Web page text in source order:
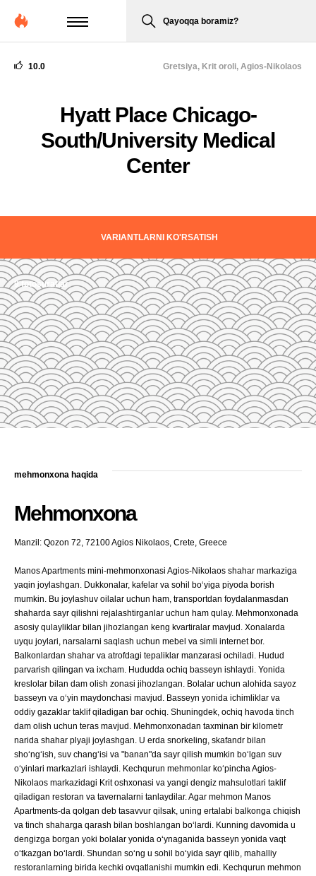
Qayoqqa boramiz?
10.0
Hyatt Place Chicago-
South/University Medical
Center
Gretsiya, Krit oroli, Agios-Nikolaos
VARIANTLARNI KO'RSATISH
9 fotosuratlar
mehmonxona haqida
Mehmonxona
Manzil: Qozon 72, 72100 Agios Nikolaos, Crete, Greece
Manos Apartments mini-mehmonxonasi Agios-Nikolaos shahar markaziga
yaqin joylashgan. Dukkonalar, kafelar va sohil bo‘yiga piyoda borish
mumkin. Bu joylashuv oilalar uchun ham, transportdan foydalanmasdan
shaharda sayr qilishni rejalashtirganlar uchun ham qulay. Mehmonxonada
asosiy qulayliklar bilan jihozlangan keng kvartiralar mavjud. Xonalarda
uyqu joylari, narsalarni saqlash uchun mebel va simli internet bor.
Balkonlardan shahar va atrofdagi tepaliklar manzarasi ochiladi. Hudud
parvarish qilingan va ixcham. Hududda ochiq basseyn ishlaydi. Yonida
kreslolar bilan dam olish zonasi jihozlangan. Bolalar uchun alohida sayoz
basseyn va o‘yin maydonchasi mavjud. Basseyn yonida ichimliklar va
oddiy gazaklar taklif qiladigan bar ochiq. Shuningdek, ochiq havoda tinch
dam olish uchun teras mavjud. Mehmonxonadan taxminan bir kilometr
narida shahar plyaji joylashgan. U erda snorkeling, skafandr bilan
sho‘ng‘ish, suv chang‘isi va "banan"da sayr qilish mumkin bo‘lgan suv
o‘yinlari markazlari ishlaydi. Kechqurun mehmonlar ko‘pincha Agios-
Nikolaos markazidagi Krit oshxonasi va yangi dengiz mahsulotlari taklif
qiladigan restoran va tavernalarni tanlaydilar. Agar mehmon Manos
Apartments-da qolgan deb tasavvur qilsak, uning ertalabi balkonga chiqish
va tinch shaharga qarash bilan boshlangan bo‘lardi. Kunning davomida u
dengizga borgan yoki bolalar yonida o‘ynaganida basseyn yonida vaqt
o‘tkazgan bo‘lardi. Shundan so‘ng u sohil bo‘yida sayr qilib, mahalliy
restoranlarning birida kechki ovqatlanishi mumkin edi. Kechqurun mehmon